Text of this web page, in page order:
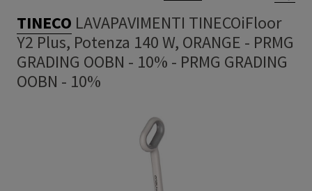
TINECO LAVAPAVIMENTI TINECOiFloor
Y2 Plus, Potenza 140 W, ORANGE - PRMG
GRADING OOBN - 10% - PRMG GRADING
OOBN - 10%